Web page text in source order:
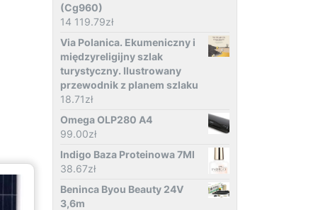
(Cg960)
14 119.79zł
Via Polanica. Ekumeniczny i
międzyreligijny szlak
turystyczny. Ilustrowany
przewodnik z planem szlaku
18.71zł
Omega OLP280 A4
99.00zł
Indigo Baza Proteinowa 7Ml
38.67zł
Beninca Byou Beauty 24V
3,6m